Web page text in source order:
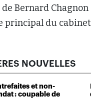
Bernard Chagnon
principal du
NOUVELLES
et non-
: coupable de